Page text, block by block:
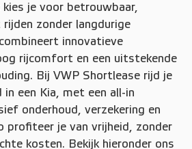
je voor betrouwbaar,
zonder langdurige
innovatieve
rijcomfort en een uitstekende
Bij VWP Shortlease rijd je
in een Kia, met een all-in
onderhoud, verzekering en
profiteer je van vrijheid, zonder
kosten. Bekijk hieronder ons